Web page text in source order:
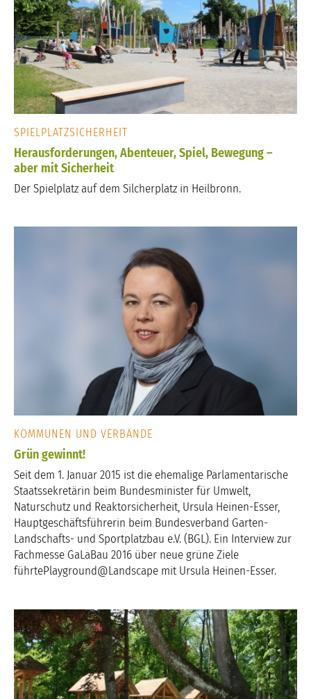
SPIELPLATZSICHERHEIT
Herausforderungen, Abenteuer, Spiel, Bewegung –
aber mit Sicherheit
Der Spielplatz auf dem Silcherplatz in Heilbronn.
KOMMUNEN UND VERBÄNDE
Grün gewinnt!
Seit dem 1. Januar 2015 ist die ehemalige Parlamentarische
Staatssekretärin beim Bundesminister für Umwelt,
Naturschutz und Reaktorsicherheit, Ursula Heinen-Esser,
Hauptgeschäftsführerin beim Bundesverband Garten-
Landschafts- und Sportplatzbau e.V. (BGL). Ein Interview zur
Fachmesse GaLaBau 2016 über neue grüne Ziele
führtePlayground@Landscape mit Ursula Heinen-Esser.